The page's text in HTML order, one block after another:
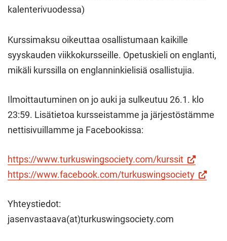
kalenterivuodessa)
Kurssimaksu oikeuttaa osallistumaan kaikille
syyskauden viikkokursseille. Opetuskieli on englanti,
mikäli kurssilla on englanninkielisiä osallistujia.
Ilmoittautuminen on jo auki ja sulkeutuu 26.1. klo
23:59. Lisätietoa kursseistamme ja järjestöstämme
nettisivuillamme ja Facebookissa:
https://www.turkuswingsociety.com/kurssit(Vieraile
ulkoisella
https://www.facebook.com/turkuswingsociety(Vieraile
Yhteystiedot:
jasenvastaava(at)turkuswingsociety.com